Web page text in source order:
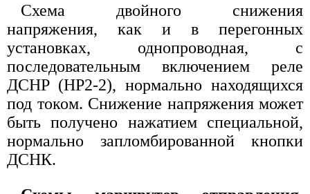
Схема двойного снижения
напряжения, как и в перегонных
установках, однопроводная, с
последовательным включением реле
ДСHP (HP2-2), нормально находящихся
под током. Снижение напряжения может
быть получено нажатием специальной,
нормально запломбированной кнопки
ДСНК.